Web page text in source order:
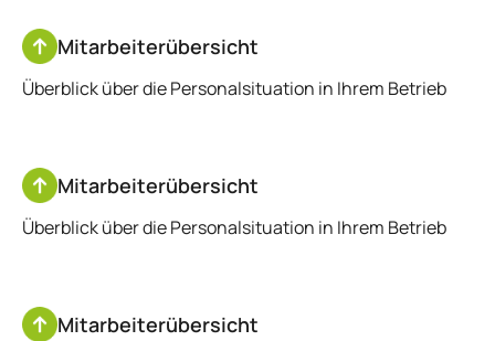
Mitarbeiterübersicht
Überblick über die Personalsituation in Ihrem Betrieb
Mitarbeiterübersicht
Überblick über die Personalsituation in Ihrem Betrieb
Mitarbeiterübersicht